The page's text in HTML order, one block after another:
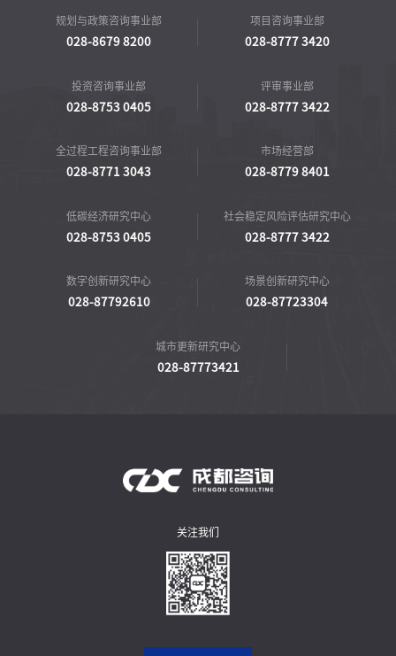
规划与政策咨询事业部
028-8679 8200
项目咨询事业部
028-8777 3420
投资咨询事业部
028-8753 0405
评审事业部
028-8777 3422
全过程工程咨询事业部
028-8771 3043
市场经营部
028-8779 8401
低碳经济研究中心
028-8753 0405
社会稳定风险评估研究中心
028-8777 3422
数字创新研究中心
028-87792610
场景创新研究中心
028-87723304
城市更新研究中心
028-87773421
关注我们